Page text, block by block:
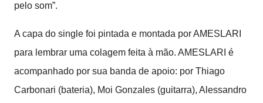
pelo som”.
A capa do single foi pintada e montada por AMESLARI
para lembrar uma colagem feita à mão. AMESLARI é
acompanhado por sua banda de apoio: por Thiago
Carbonari (bateria), Moi Gonzales (guitarra), Alessandro